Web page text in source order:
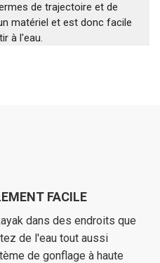
de trajectoire et de
matériel et est donc facile
à l'eau.
FACILE
dans des endroits que
de l'eau tout aussi
de gonflage à haute